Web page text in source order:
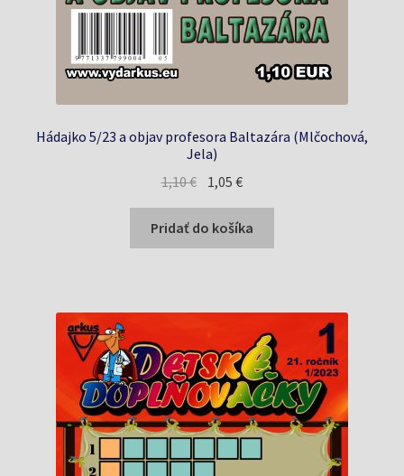
Hádajko 5/23 a objav profesora Baltazára (Mlčochová,
Jela)
1,10€ Pôvodná
bola:
1,10 €.
1,05€Aktuálna
je:
1,05 €.
Pridať do košíka